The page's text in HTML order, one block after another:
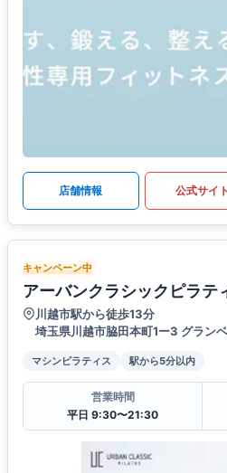
店舗情報 公式サイト
キャンペーン中
アーバンクラシックピラテ
川越市駅から徒歩13分
埼玉県川越市脇田本町1ー3 グラン
マシンピラティス 駅から5分以内
営業時間
平日 9:30〜21:30